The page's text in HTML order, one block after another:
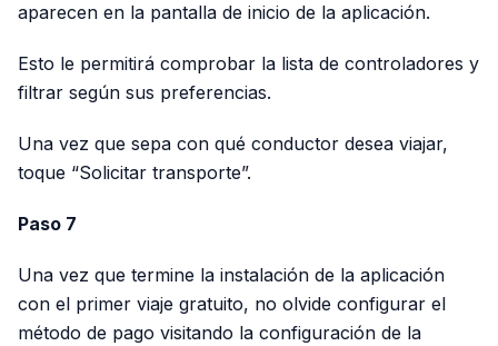
aparecen en la pantalla de inicio de la aplicación.
Esto le permitirá comprobar la lista de controladores y
filtrar según sus preferencias.
Una vez que sepa con qué conductor desea viajar,
toque “Solicitar transporte”.
Paso 7
Una vez que termine la instalación de la aplicación
con el primer viaje gratuito, no olvide configurar el
método de pago visitando la configuración de la